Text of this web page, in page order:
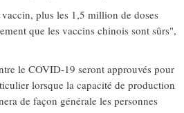
plus les 1,5 million de doses
que les vaccins chinois sont sûrs",
le COVID-19 seront approuvés pour
lorsque la capacité de production
de façon générale les personnes